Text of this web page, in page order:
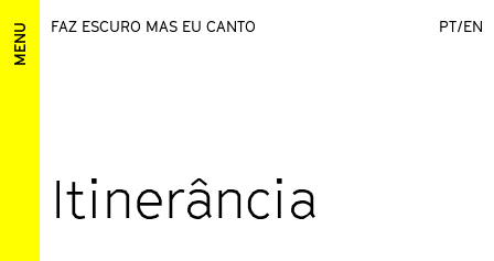
MENU FAZ ESCURO MAS EU CANTO PT/EN
Itinerância